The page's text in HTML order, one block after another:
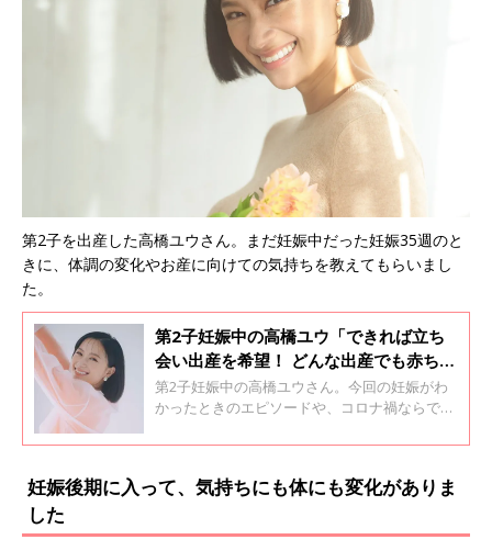
第2子を出産した高橋ユウさん。まだ妊娠中だった妊娠35週のと
きに、体調の変化やお産に向けての気持ちを教えてもらいまし
た。
第2子妊娠中の高橋ユウ「できれば立ち
会い出産を希望！ どんな出産でも赤ちゃ
んが生まれてくるだけで奇跡」
第2子妊娠中の高橋ユウさん。今回の妊娠がわ
かったときのエピソードや、コロナ禍ならでは
妊娠後期に入って、気持ちにも体にも変化がありま
した